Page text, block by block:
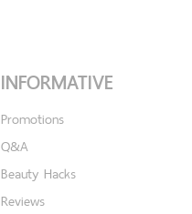
INFORMATIVE
Promotions
Q&A
Beauty Hacks
Reviews